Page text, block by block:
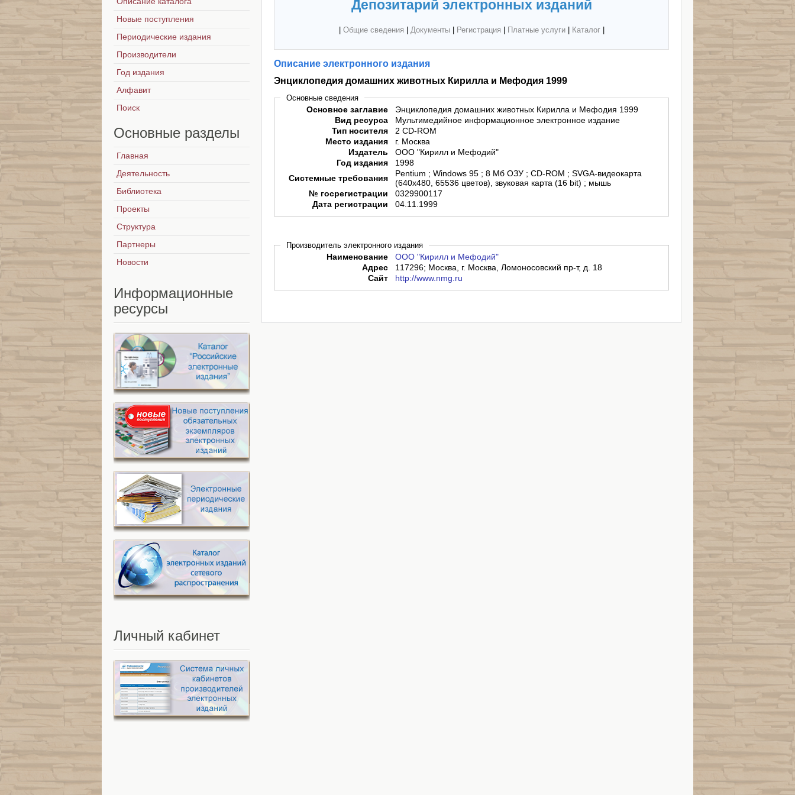
Депозитарий электронных изданий
Общие сведения Документы| Регистрация Платные услуги| Каталог|
Описание электронного издания
Энциклопедия домашних животных Кирилла и Мефодия 1999
Основные сведения
Основное заглавие
Энциклопедия домашних животных Кирилла и Мефодия 1999
Вид ресурса
Мультимедийное информационное электронное издание
Тип носителя
2 CD-ROM
Место издания
г. Москва
Издатель
ООО "Кирилл и Мефодий"
Год издания
1998
Системные требования
Pentium ; Windows 95 ; 8 Мб ОЗУ ; CD-ROM ; SVGA-видеокарта
(640х480, 65536 цветов), звуковая карта (16 bit) ; мышь
№ госрегистрации
0329900117
Дата регистрации
04.11.1999
Производитель электронного издания
Наименование
ООО "Кирилл и Мефодий"
Адрес
117296; Москва, г. Москва, Ломоносовский пр-т, д. 18
Сайт
http://www.nmg.ru
Новые поступления
Периодические издания
Производители
Год издания
Алфавит
Поиск
Основные разделы
Главная
Деятельность
Библиотека
Проекты
Структура
Партнеры
Новости
Информационные
ресурсы
Личный кабинет